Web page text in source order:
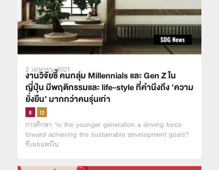
2 เมษายน 2021
งานวิจัยชี้ คนกลุ่ม Millennials และ Gen Z ใน
ญี่ปุ่น มีพฤติกรรมและ life-style ที่คำนึงถึง ‘ความ
ยั่งยืน’ มากกว่าคนรุ่นเก่า
การศึกษา ‘Is the younger generation a driving force
toward achieving the sustainable development goals?
ที่เผยแพร่ใน